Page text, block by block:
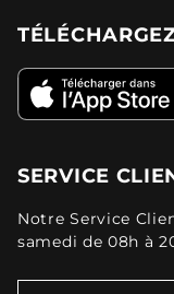
SERVICE
Notre Service
samedi de 08h à